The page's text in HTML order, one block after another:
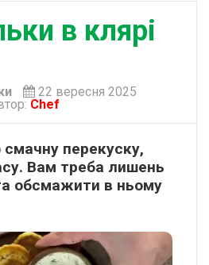
в клярі
22 вересня 2025
Chef
перекуску,
Вам треба лишень
обсмажити в ньому